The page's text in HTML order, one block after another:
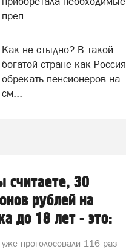
преп...
Как не стыдно? В такой
богатой стране как Россия
обрекать пенсионеров на
см...
считаете, 30
рублей на
до 18 лет - это:
проголосовали 116 раз